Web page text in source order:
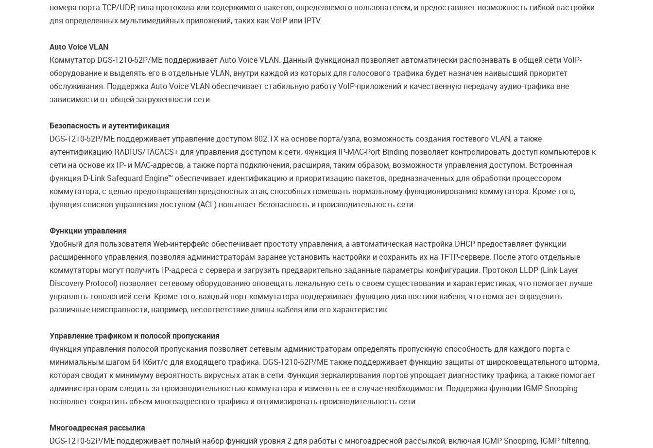
номера порта TCP/UDP, типа протокола или содержимого пакетов, определяемого пользователем, и предоставляет возможность гибкой настройки
для определенных мультимедийных приложений, таких как VoIP или IPTV.
Auto Voice VLAN
Коммутатор DGS-1210-52P/ME поддерживает Auto Voice VLAN. Данный функционал позволяет автоматически распознавать в общей сети VoIP-
оборудование и выделять его в отдельные VLAN, внутри каждой из которых для голосового трафика будет назначен наивысший приоритет
обслуживания. Поддержка Auto Voice VLAN обеспечивает стабильную работу VoIP-приложений и качественную передачу аудио-трафика вне
зависимости от общей загруженности сети.
Безопасность и аутентификация
DGS-1210-52P/ME поддерживает управление доступом 802.1X на основе порта/узла, возможность создания гостевого VLAN, а также
аутентификацию RADIUS/TACACS+ для управления доступом к сети. Функция IP-MAC-Port Binding позволяет контролировать доступ компьютеров к
сети на основе их IP- и MAC-адресов, а также порта подключения, расширяя, таким образом, возможности управления доступом. Встроенная
функция D-Link Safeguard Engine™ обеспечивает идентификацию и приоритизацию пакетов, предназначенных для обработки процессором
коммутатора, с целью предотвращения вредоносных атак, способных помешать нормальному функционированию коммутатора. Кроме того,
функция списков управления доступом (ACL) повышает безопасность и производительность сети.
Функции управления
Удобный для пользователя Web-интерфейс обеспечивает простоту управления, а автоматическая настройка DHCP предоставляет функции
расширенного управления, позволяя администраторам заранее установить настройки и сохранить их на TFTP-сервере. После этого отдельные
коммутаторы могут получить IP-адреса с сервера и загрузить предварительно заданные параметры конфигурации. Протокол LLDP (Link Layer
Discovery Protocol) позволяет сетевому оборудованию оповещать локальную сеть о своем существовании и характеристиках, что помогает лучше
управлять топологией сети. Кроме того, каждый порт коммутатора поддерживает функцию диагностики кабеля, что помогает определить
различные неисправности, например, несоответствие длины кабеля или его характеристик.
Управление трафиком и полосой пропускания
Функция управления полосой пропускания позволяет сетевым администраторам определять пропускную способность для каждого порта с
минимальным шагом 64 Кбит/с для входящего трафика. DGS-1210-52P/ME также поддерживает функцию защиты от широковещательного шторма,
которая сводит к минимуму вероятность вирусных атак в сети. Функция зеркалирования портов упрощает диагностику трафика, а также помогает
администраторам следить за производительностью коммутатора и изменять ее в случае необходимости. Поддержка функции IGMP Snooping
позволяет сократить объем многоадресного трафика и оптимизировать производительность сети.
Многоадресная рассылка
DGS-1210-52P/ME поддерживает полный набор функций уровня 2 для работы с многоадресной рассылкой, включая IGMP Snooping, IGMP filtering,